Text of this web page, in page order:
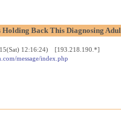
Holding Back This Diagnosing
12:16:24) [193.218.190.*]
message/index.php